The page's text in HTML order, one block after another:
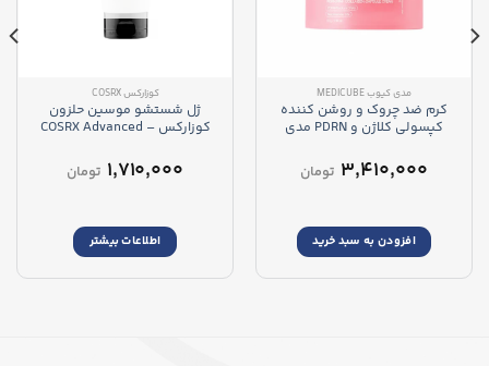
مدی کیوب MEDICUBE
کرم ضد چروک و روشن کننده
کپسولی کلاژن و PDRN مدی
Collagen Capsule Cream
۳,۴۱۰,۰۰۰ تومان
افزودن به سبد خرید
کوزارکس COSRX
ژل شستشو موسین حلزون
کوزارکس – COSRX Advanced
۱,۷۱۰,۰۰۰ تومان
اطلاعات بیشتر